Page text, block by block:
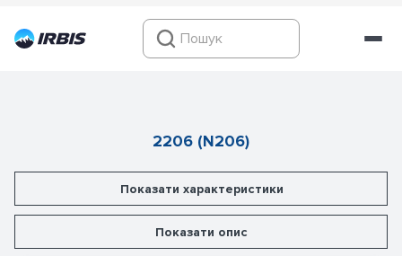
2206 (N206)
Показати характеристики
Показати опис